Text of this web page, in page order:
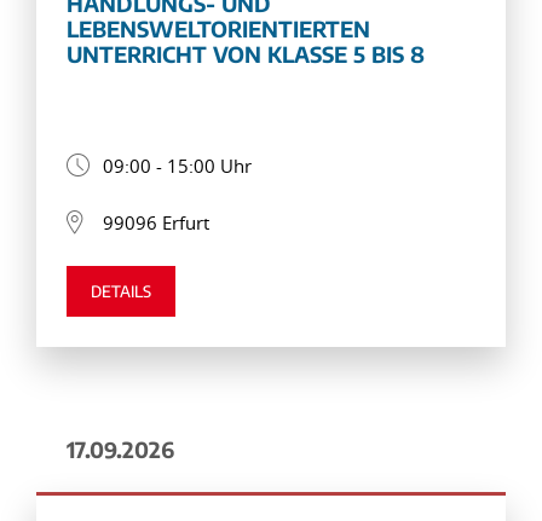
LEBENSWELTORIENTIERTEN
UNTERRICHT VON KLASSE 5 BIS 8
09:00 - 15:00 Uhr
99096 Erfurt
DETAILS
17.09.2026